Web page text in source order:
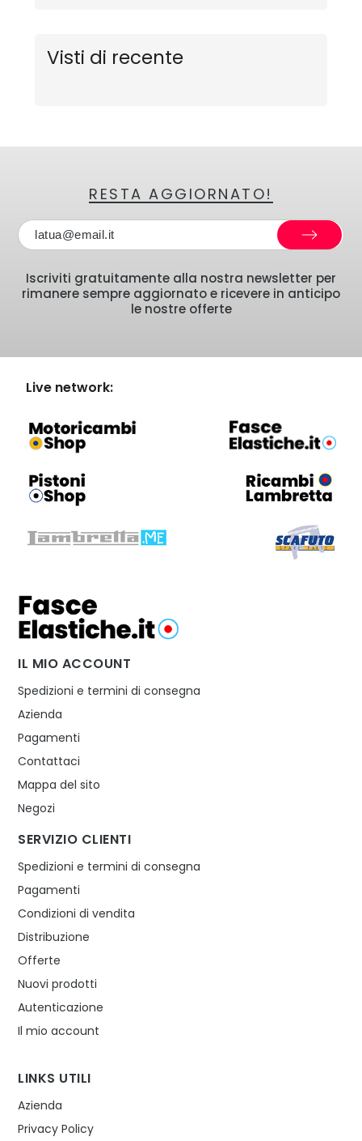
Visti di recente
RESTA AGGIORNATO!
Iscriviti gratuitamente alla nostra newsletter per
rimanere sempre aggiornato e ricevere in anticipo
le nostre offerte
Live network:
IL MIO ACCOUNT
Spedizioni e termini di consegna
Azienda
Pagamenti
Contattaci
Mappa del sito
Negozi
SERVIZIO CLIENTI
Spedizioni e termini di consegna
Pagamenti
Condizioni di vendita
Distribuzione
Offerte
Nuovi prodotti
Autenticazione
Il mio account
LINKS UTILI
Azienda
Privacy Policy